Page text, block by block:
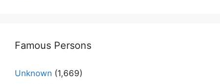
Famous Persons
Unknown (1,669)